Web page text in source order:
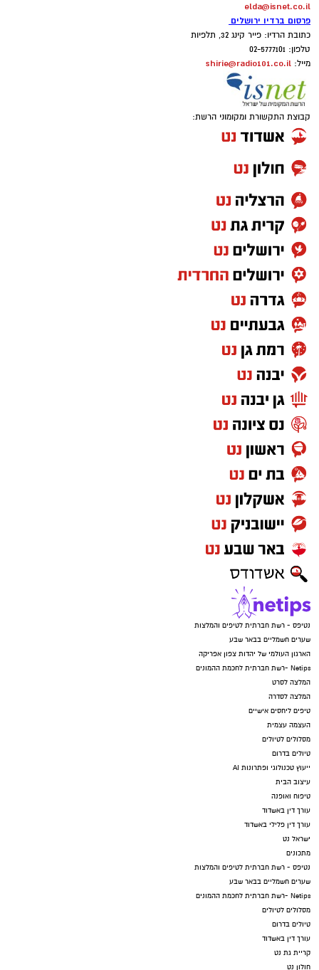
elda@isnet.co.il
פרסום ברדיו ירושלים
כתובת הרדיו: פייר קינג 32, תלפיות
טלפון: 02-5777101
מייל: shirie@radio101.co.il
קבוצת התקשורת ומקומוני הרשת:
נטיפס - רשת חברתית לטיפים והמלצות
שערים חשמליים בבאר שבע
הארגון העולמי של יהדות צפון אפריקה
Netips -רשת חברתית לחכמת ההמונים
המלצה לסרט
המלצה לסדרה
טיפים ליחסים אישיים
העצמה עצמית
מסלולים לטיולים
טיולים בדרום
ייעוץ טכנולוגי ופתרונות AI
עיצוב הבית
טיפוח ואופנה
עורך דין באשדוד
עורך דין פלילי באשדוד
ישראל נט
מתכונים
נטיפס - רשת חברתית לטיפים והמלצות
שערים חשמליים בבאר שבע
Netips -רשת חברתית לחכמת ההמונים
מסלולים לטיולים
טיולים בדרום
עורך דין באשדוד
קריית גת נט
חולון נט